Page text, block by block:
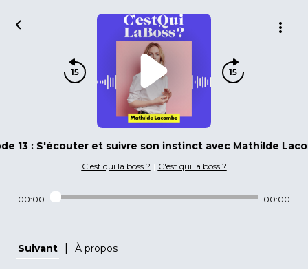
13 : S'écouter et suivre son instinct avec Mathilde
C'est qui la boss ? | C'est qui la boss ?
00:00 00:00
Suivant À propos